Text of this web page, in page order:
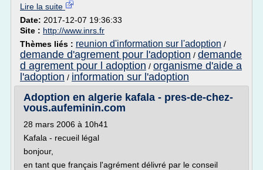
Lire la suite
Date: 2017-12-07 19:36:33
Site : http://www.inrs.fr
Thèmes liés : reunion d'information sur l'adoption /
demande d'agrement pour l'adoption / demande
d agrement pour l adoption / organisme d'aide a
l'adoption / information sur l'adoption
Adoption en algerie kafala - pres-de-chez-
vous.aufeminin.com
28 mars 2006 à 10h41
Kafala - recueil légal
bonjour,
en tant que français l'agrément délivré par le conseil